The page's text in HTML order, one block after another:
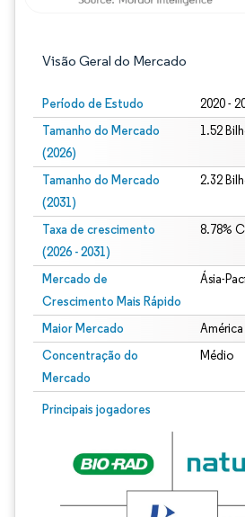
Visão Geral do Mercado
Período de Estudo 2020 -
Tamanho do Mercado
(2026)
1.52
Tamanho do Mercado
(2031)
2.32
Taxa de crescimento
(2026 - 2031)
8.78%
Mercado de
Crescimento Mais Rápido
Ásia-
Maior Mercado
Concentração do
Mercado
Médio
Principais jogadores
Imagem © Mordor Intelligence. O reuso